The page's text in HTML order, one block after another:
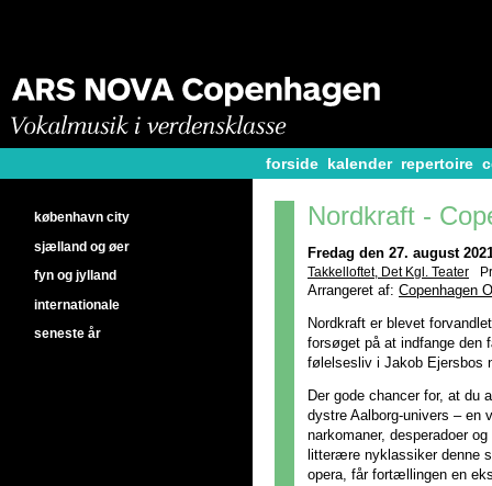
forside kalender repertoire
Nordkraft -
Fredag den 27. august
Takkelloftet, Det Kgl. Teater
Arrangeret af: Copenhagen
Nordkraft er blevet
forsøget på at indfange
følelsesliv i Jakob Ejersbos
Der gode chancer for, at du
dystre Aalborg-univers – en
narkomaner, desperadoer
litterære nyklassiker denne
opera, får fortællingen en
københavn city
sjælland og øer
fyn og jylland
internationale
seneste år